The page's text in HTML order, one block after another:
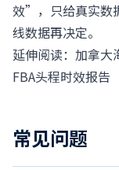
效”，只给真实数
线数据再决定。
延伸阅读： 加拿大
FBA头程时效报告
常见问题